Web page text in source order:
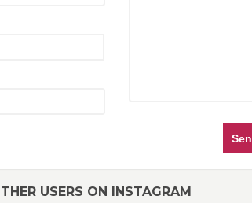
USERS ON INSTAGRAM